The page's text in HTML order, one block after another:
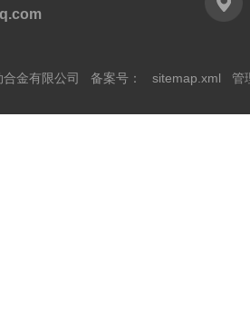
金有限公司 备案号： sitemap.xml 管